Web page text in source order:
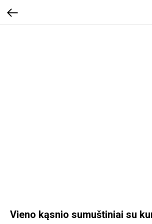
Vieno kąsnio sumuštiniai su